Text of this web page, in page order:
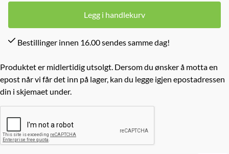
Legg i handlekurv
Bestillinger innen 16.00 sendes samme dag!
Produktet er midlertidig utsolgt. Dersom du ønsker å motta en
epost når vi får det inn på lager, kan du legge igjen epostadressen
din i skjemaet under.